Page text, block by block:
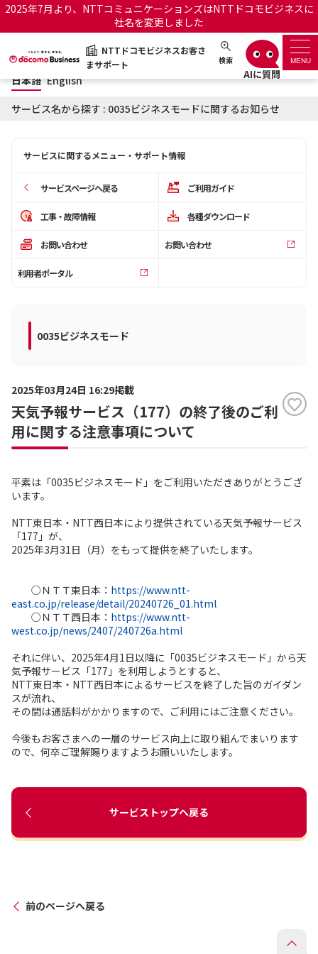
2025年7月より、NTTコミュニケーションズはNTTドコモビジネスに
社名を変更しました
NTTドコモビジネスお客さ
まサポート
検索 MENU
NTTドコモビジネスお客さまサポート 日本語 English
サポートトップ
お知らせ サポートサイトの使い方
OCNのお客さまはこちら
工事・故障情報通知サー
日本語 English
サービス名から探す : 0035ビジネスモードに関するお知らせ
サービスに関するメニュー・サポート情報
サービスページへ戻る ご利用ガイド
工事・故障情報 各種ダウンロード
お問い合わせ お問い合わせ
利用者ポータル
0035ビジネスモード
2025年03月24日 16:29掲載
天気予報サービス（177）の終了後のご利
用に関する注意事項について
平素は「0035ビジネスモード」をご利用いただきありがとうござ
います。
NTT東日本・NTT西日本により提供されている天気予報サービス
「177」が、
2025年3月31日（月）をもって提供を終了いたします。
○ＮＴＴ東日本： https://www.ntt-
east.co.jp/release/detail/20240726_01.html
○ＮＴＴ西日本： https://www.ntt-
west.co.jp/news/2407/240726a.html
それに伴い、2025年4月1日以降に「0035ビジネスモード」から天
気予報サービス「177」を利用しようとすると、
NTT東日本・NTT西日本によるサービスを終了した旨のガイダン
スが流れ、
その間は通話料がかかりますので、ご利用にはご注意ください。
今後もお客さまへの一層のサービス向上に取り組んでまいります
ので、何卒ご理解賜りますようお願いいたします。
サービストップへ戻る
前のページへ戻る